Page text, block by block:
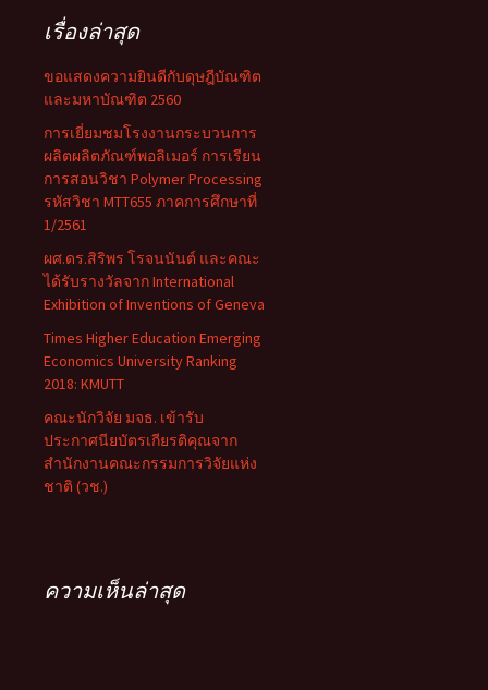
เรื่องล่าสุด
ขอแสดงความยินดีกับดุษฎีบัณฑิต
และมหาบัณฑิต 2560
การเยี่ยมชมโรงงานกระบวนการ
ผลิตผลิตภัณฑ์พอลิเมอร์ การเรียน
การสอนวิชา Polymer Processing
รหัสวิชา MTT655 ภาคการศึกษาที่
1/2561
ผศ.ดร.สิริพร โรจนนันต์ และคณะ
ได้รับรางวัลจาก International
Exhibition of Inventions of Geneva
Times Higher Education Emerging
Economics University Ranking
2018: KMUTT
คณะนักวิจัย มจธ. เข้ารับ
ประกาศนียบัตรเกียรติคุณจาก
สำนักงานคณะกรรมการวิจัยแห่ง
ชาติ (วช.)
ความเห็นล่าสุด